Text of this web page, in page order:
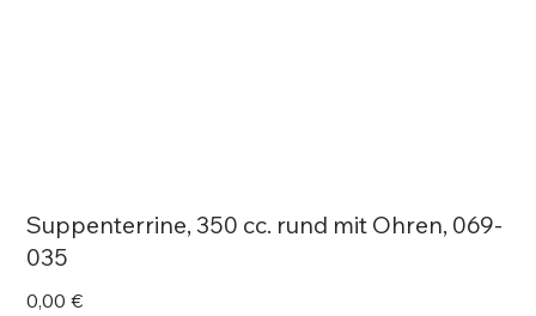
Suppenterrine, 350 cc. rund mit Ohren, 069-
035
Price
0,00 €